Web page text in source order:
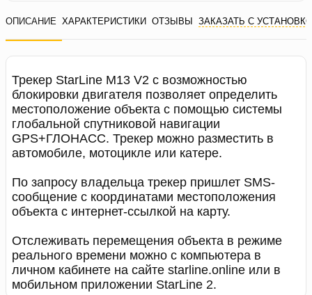
ОПИСАНИЕ ХАРАКТЕРИСТИКИ ОТЗЫВЫ ЗАКАЗАТЬ С
Трекер StarLine M13 V2 с возможностью
блокировки двигателя позволяет определить
местоположение объекта с помощью системы
глобальной спутниковой навигации
GPS+ГЛОНАСС. Трекер можно разместить в
автомобиле, мотоцикле или катере.
По запросу владельца трекер пришлет SMS-
сообщение с координатами местоположения
объекта с интернет-ссылкой на карту.
Отслеживать перемещения объекта в режиме
реального времени можно с компьютера в
личном кабинете на сайте starline.online или в
мобильном приложении StarLine 2.